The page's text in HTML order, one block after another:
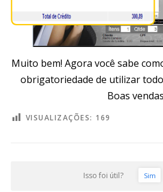
Muito bem! Agora você sabe
obrigatoriedade de utilizar
Boas
VISUALIZAÇÕES: 169
Isso foi útil? Sim